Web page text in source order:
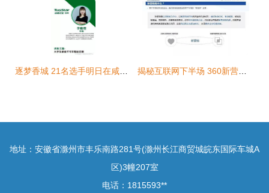
逐梦香城 21名选手明日在咸宁角逐百万创业启动资金 揭秘互联网下半场 360新营销白皮书指引滁州销售新航向
地址：安徽省滁州市丰乐南路281号(滁州长江商贸城皖东国际车城A
区)3幢207室
电话：1815593**